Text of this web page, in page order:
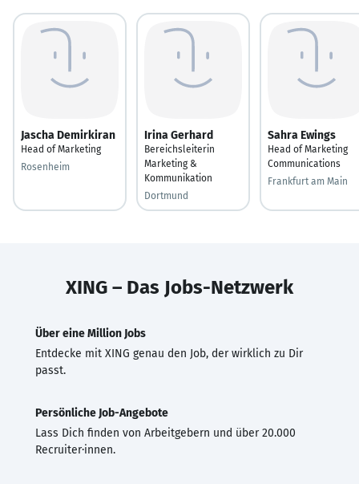
Jascha Demirkiran
Head of Marketing
Rosenheim
Irina Gerhard
Bereichsleiterin
Marketing &
Kommunikation
Dortmund
Sahra Ewings
Head of Marketing
Communications
Frankfurt am Main
XING – Das Jobs-Netzwerk
Über eine Million Jobs
Entdecke mit XING genau den Job, der wirklich zu Dir
passt.
Persönliche Job-Angebote
Lass Dich finden von Arbeitgebern und über 20.000
Recruiter·innen.